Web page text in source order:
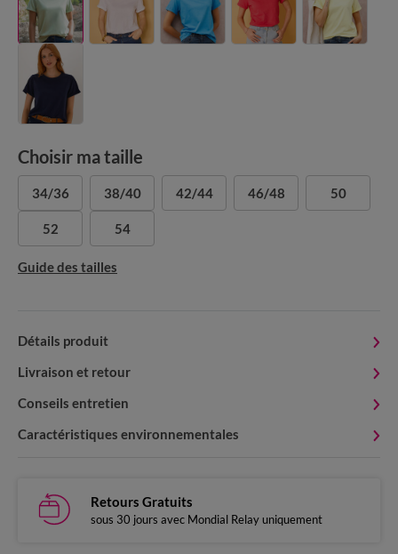
Choisir ma taille
34/36 38/40 42/44 46/48 50
52 54
Guide des tailles
Détails produit
Livraison et retour
Conseils entretien
Caractéristiques environnementales
Retours Gratuits
sous 30 jours avec Mondial Relay uniquement